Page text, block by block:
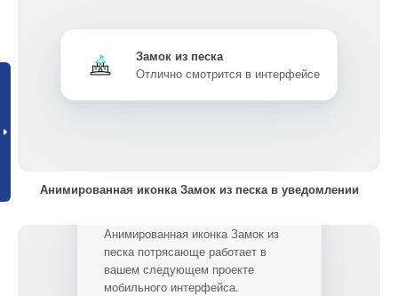
Замок из песка
Отлично смотрится в интерфейсе
Анимированная иконка Замок из песка в уведомлении
Анимированная иконка Замок из
песка потрясающе работает в
вашем следующем проекте
мобильного интерфейса.